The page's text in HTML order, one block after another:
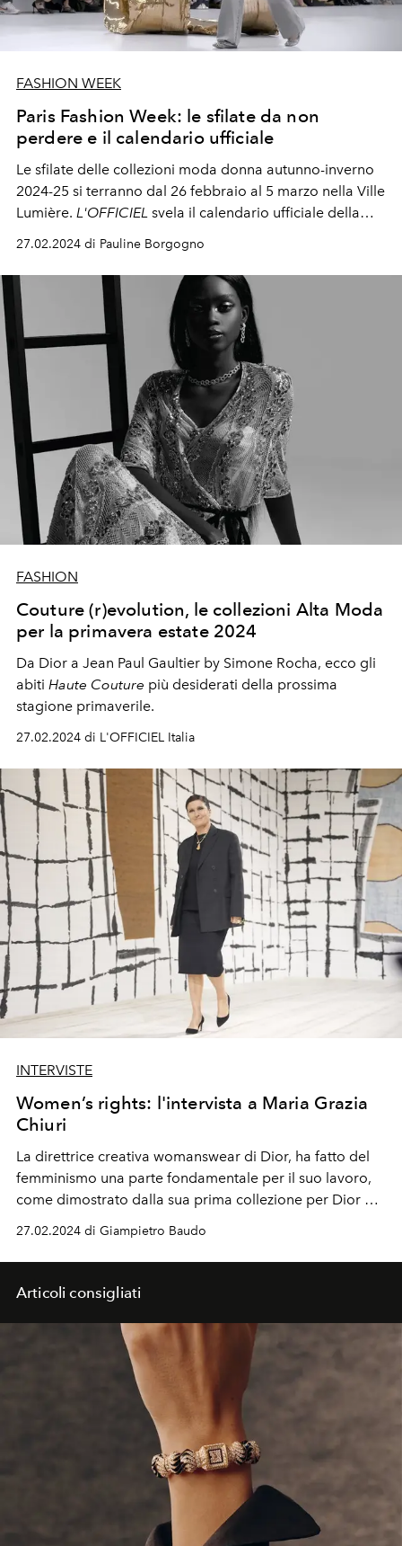
FASHION WEEK
Paris Fashion Week: le sfilate da non
perdere e il calendario ufficiale
Le sfilate delle collezioni moda donna autunno-inverno
2024-25 si terranno dal 26 febbraio al 5 marzo nella Ville
Lumière. L'OFFICIEL svela il calendario ufficiale della
tanto attesa Paris Fashion Week.
27.02.2024 di Pauline Borgogno
FASHION
Couture (r)evolution, le collezioni Alta Moda
per la primavera estate 2024
Da Dior a Jean Paul Gaultier by Simone Rocha, ecco gli
abiti Haute Couture più desiderati della prossima
stagione primaverile.
27.02.2024 di L'OFFICIEL Italia
INTERVISTE
Women’s rights: l'intervista a Maria Grazia
Chiuri
La direttrice creativa womanswear di Dior, ha fatto del
femminismo una parte fondamentale per il suo lavoro,
come dimostrato dalla sua prima collezione per Dior nel
2016 che includeva la T-shirt con la scritta "We should all
27.02.2024 di Giampietro Baudo
Articoli consigliati